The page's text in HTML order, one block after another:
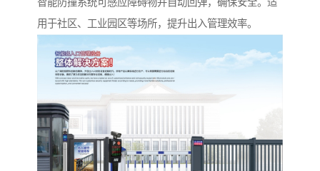
用于社区、工业园区等场所，提升出入管理效率。